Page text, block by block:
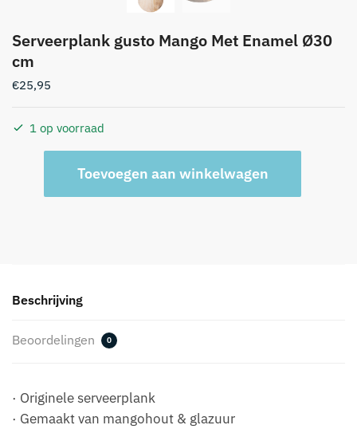
Serveerplank gusto Mango Met Enamel Ø30
cm
€25,95
1 op voorraad
Mango
aantal
Toevoegen aan winkelwagen
Beschrijving
Beoordelingen 0
· Originele serveerplank
· Gemaakt van mangohout & glazuur